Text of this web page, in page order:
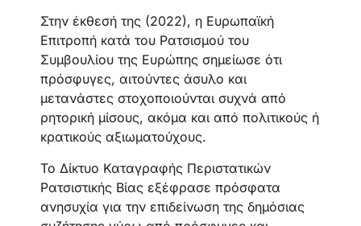
Στην έκθεσή της (2022), η Ευρωπαϊκή
Επιτροπή κατά του Ρατσισμού του
Συμβουλίου της Ευρώπης σημείωσε ότι
πρόσφυγες, αιτούντες άσυλο και
μετανάστες στοχοποιούνται συχνά από
ρητορική μίσους, ακόμα και από πολιτικούς ή
κρατικούς αξιωματούχους.
Το Δίκτυο Καταγραφής Περιστατικών
Ρατσιστικής Βίας εξέφρασε πρόσφατα
ανησυχία για την επιδείνωση της δημόσιας